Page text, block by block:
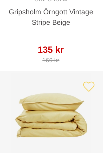
Gripsholm Örngott Vintage
Stripe Beige
135 kr
169 kr